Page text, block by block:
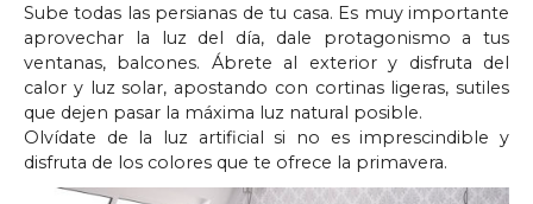
Sube todas las persianas de tu casa. Es muy importante
aprovechar la luz del día, dale protagonismo a tus
ventanas, balcones. Ábrete al exterior y disfruta del
calor y luz solar, apostando con cortinas ligeras, sutiles
que dejen pasar la máxima luz natural posible.
Olvídate de la luz artificial si no es imprescindible y
disfruta de los colores que te ofrece la primavera.